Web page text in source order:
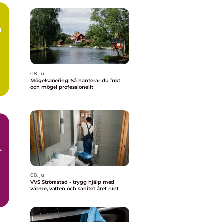
08. jul
Mögelsanering: Så hanterar du fukt
och mögel professionellt
08. jul
VVS Strömstad - trygg hjälp med
värme, vatten och sanitet året runt